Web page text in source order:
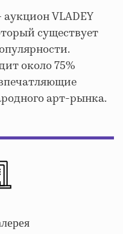
VLADEY
существует
около 75%
арт-рынка.